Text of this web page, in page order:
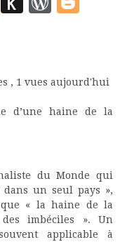
, 1 vues aujourd'hui
d’une haine de la
du Monde qui
un seul pays »,
« la haine de la
des imbéciles ». Un
applicable à